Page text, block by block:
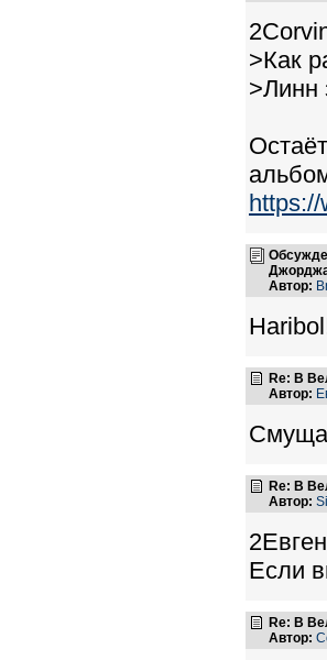
>Как
>Линн
Автор:
Re: В
Автор:
Re: В
Автор:
Если
Re: В
Автор: